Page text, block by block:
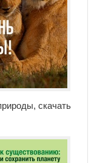
скачать